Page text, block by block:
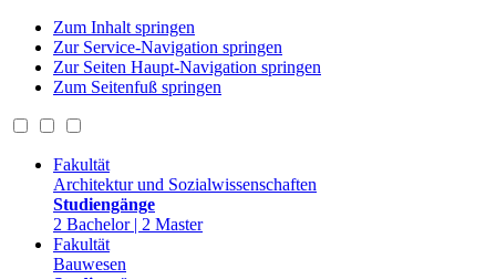
Zum Inhalt springen
Zur Service-Navigation springen
Zur Seiten Haupt-Navigation springen
Zum Seitenfuß springen
Fakultät
Architektur und Sozialwissenschaften
Studiengänge
2 Bachelor | 2 Master
Fakultät
Bauwesen